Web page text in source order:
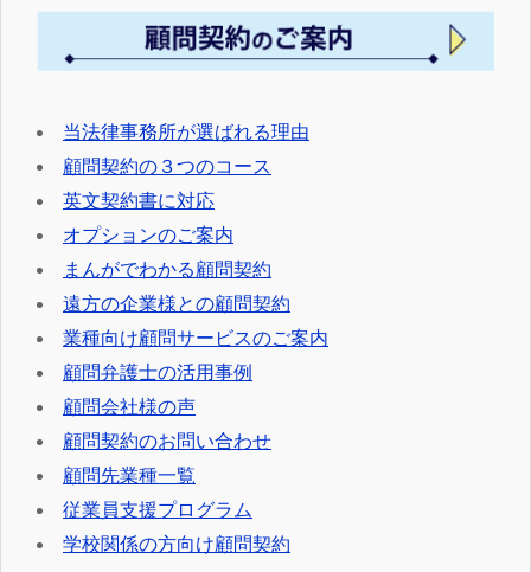
当法律事務所が選ばれる理由
顧問契約の３つのコース
英文契約書に対応
オプションのご案内
まんがでわかる顧問契約
遠方の企業様との顧問契約
業種向け顧問サービスのご案内
顧問弁護士の活用事例
顧問会社様の声
顧問契約のお問い合わせ
顧問先業種一覧
従業員支援プログラム
学校関係の方向け顧問契約